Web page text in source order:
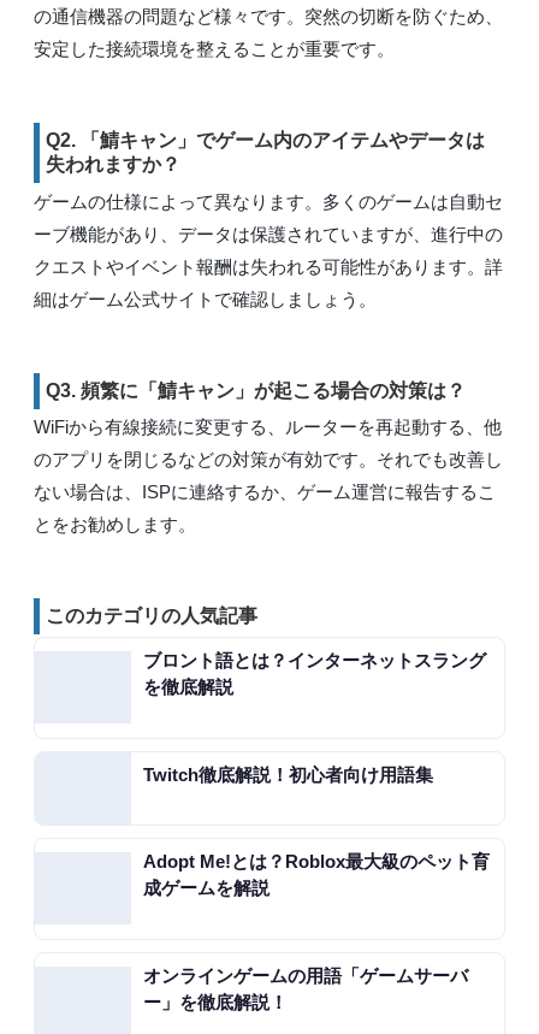
の通信機器の問題など様々です。突然の切断を防ぐため、
安定した接続環境を整えることが重要です。
Q2. 「鯖キャン」でゲーム内のアイテムやデータは
失われますか？
ゲームの仕様によって異なります。多くのゲームは自動セ
ーブ機能があり、データは保護されていますが、進行中の
クエストやイベント報酬は失われる可能性があります。詳
細はゲーム公式サイトで確認しましょう。
Q3. 頻繁に「鯖キャン」が起こる場合の対策は？
WiFiから有線接続に変更する、ルーターを再起動する、他
のアプリを閉じるなどの対策が有効です。それでも改善し
ない場合は、ISPに連絡するか、ゲーム運営に報告するこ
とをお勧めします。
このカテゴリの人気記事
ブロント語とは？インターネットスラング
を徹底解説
Twitch徹底解説！初心者向け用語集
Adopt Me!とは？Roblox最大級のペット育
成ゲームを解説
オンラインゲームの用語「ゲームサーバ
ー」を徹底解説！